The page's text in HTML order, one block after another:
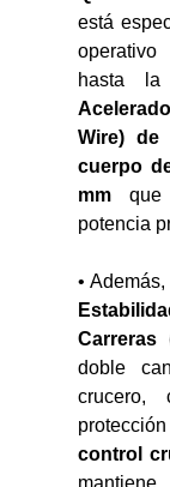
está
hasta
Wire) de
cuerpo
mm que
potencia
•
Carreras
doble
control